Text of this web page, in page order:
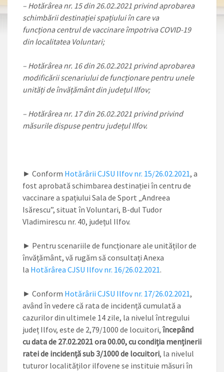
– Hotărârea nr. 15 din 26.02.2021 privind aprobarea
schimbării destinației spațiului în care va
funcționacentrul de vaccinare împotriva COVID-19
din localitatea Voluntari;
– Hotărârea nr. 16 din 26.02.2021 privind aprobarea
modificării scenariului de funcționare pentru unele
unități de învățământ din județul Ilfov;
– Hotărârea nr. 17 din 26.02.2021 privind privind
măsurile dispuse pentru județul Ilfov.
► Conform Hotărârii CJSU Ilfov nr. 15/26.02.2021, a
fost aprobată schimbarea destinației în centru de
vaccinare a spațiului Sala de Sport „Andreea
Isărescu”, situat în Voluntari, B-dul Tudor
Vladimirescu nr. 40, județul Ilfov.
► Pentru scenariile de funcționare ale unităților de
învățământ, vă rugăm să consultați Anexa
la Hotărârea CJSU Ilfov nr. 16/26.02.2021.
► Conform Hotărârii CJSU Ilfov nr. 17/26.02.2021,
având în vedere că rata de incidență cumulată a
cazurilor din ultimele 14 zile, la nivelul întregului
județ Ilfov, este de 2,79/1000 de locuitori, începând
cu data de 27.02.2021 ora 00.00, cu condiția menținerii
ratei de incidență sub 3/1000 de locuitori, la nivelul
tuturor localităților ilfovene se instituie măsuri în